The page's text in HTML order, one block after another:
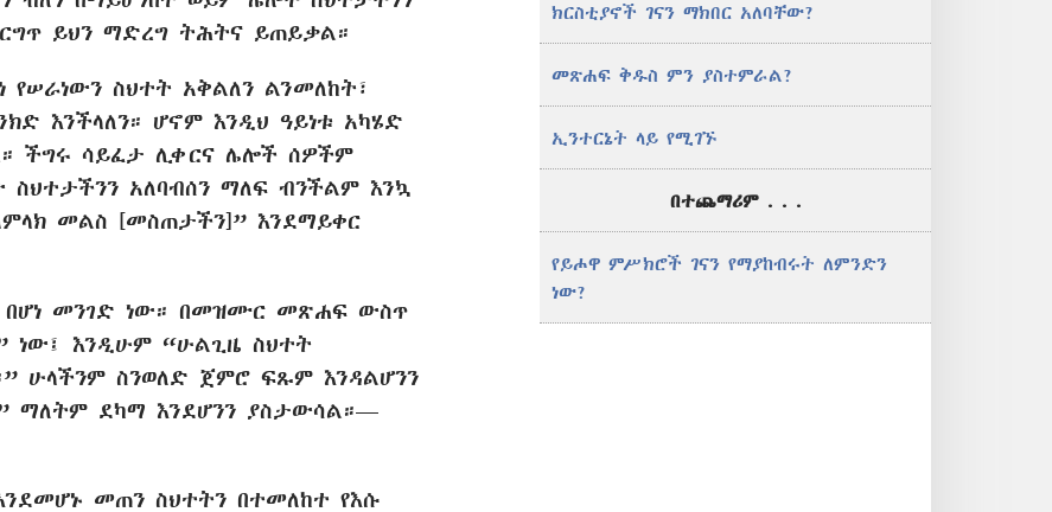
ይህን ማድረግ ትሕትና ይጠይቃል።
የሠራነውን ስህተት አቅልለን ልንመለከት፣
እንችላለን። ሆኖም እንዲህ ዓይነቱ አካሄድ
ችግሩ ሳይፈታ ሊቀርና ሌሎች ሰዎችም
አለባብሰን ማለፍ ብንችልም እንኳ
መልስ [መስጠታችን]” እንደማይቀር
መንገድ ነው። በመዝሙር መጽሐፍ ውስጥ
ነው፤ እንዲሁም “ሁልጊዜ ስህተት
ሁላችንም ስንወለድ ጀምሮ ፍጹም እንዳልሆንን
ማለትም ደካማ እንደሆንን ያስታውሳል።—
መጠን ስህተትን በተመለከተ የእሱ
ክርስቲያኖች ገናን ማክበር አለባቸው?
መጽሐፍ ቅዱስ ምን ያስተምራል?
ኢንተርኔት ላይ የሚገኙ
በተጨማሪም . . .
የይሖዋ ምሥክሮች ገናን የማያከብሩት ለምንድን
ነው?